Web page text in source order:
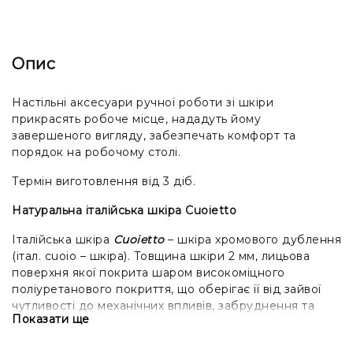
Опис
Настільні аксесуари ручної роботи зі шкіри
прикрасять робоче місце, нададуть йому
завершеного вигляду, забезпечать комфорт та
порядок на робочому столі.
Термін виготовлення від 3 діб.
Натуральна італійська шкіра Cuoietto
Італійська шкіра Cuoietto– шкіра хромового дублення
(італ. cuoio – шкіра). Товщина шкіри 2 мм, лицьова
поверхня якої покрита шаром високоміцного
поліуретанового покриття, що оберігає її від зайвої
чутливості до механічних впливів, забруднення та
вологи. Поліуретан виконує роль колірного покриття,
Показати ще